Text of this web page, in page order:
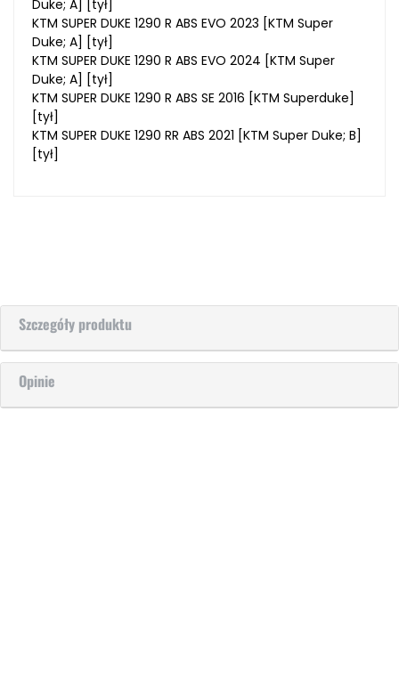
Duke; A] [tył]
KTM SUPER DUKE 1290 R ABS EVO 2023 [KTM Super
Duke; A] [tył]
KTM SUPER DUKE 1290 R ABS EVO 2024 [KTM Super
Duke; A] [tył]
KTM SUPER DUKE 1290 R ABS SE 2016 [KTM Superduke]
[tył]
KTM SUPER DUKE 1290 RR ABS 2021 [KTM Super Duke; B]
[tył]
Szczegóły produktu
Opinie